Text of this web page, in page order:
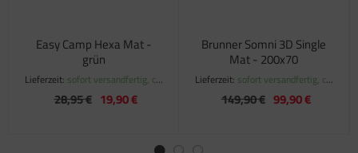
Easy Camp Hexa Mat -
grün
Lieferzeit: sofort versandfertig, ca.
1-3 Werktage
28,95 € 19,90 €
Brunner Somni 3D Single
Mat - 200x70
Lieferzeit: sofort versandfertig, ca.
1-3 Werktage
149,90 € 99,90 €